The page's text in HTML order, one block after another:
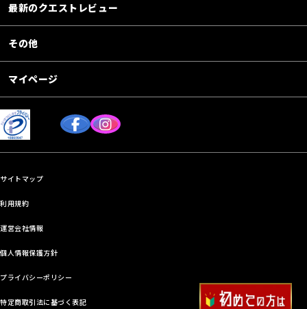
最新のクエストレビュー
その他
マイページ
サイトマップ
利用規約
運営会社情報
個人情報保護方針
プライバシーポリシー
特定商取引法に基づく表記